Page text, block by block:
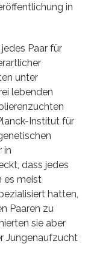
in
Paar für
unter
lebenden
Institut für
in
dass jedes
es meist
hatten,
Paaren zu
sie aber
Jungenaufzucht